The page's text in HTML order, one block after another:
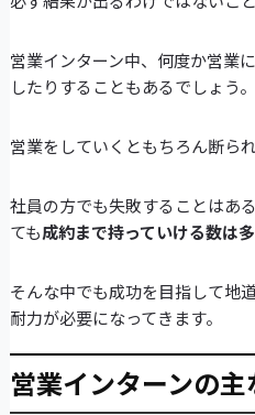
営業インターン中、何度か営業
したりすることもあるでしょう。
営業をしていくともちろん断ら
社員の方でも失敗することはあ
ても成約まで持っていける数は
そんな中でも成功を目指して地
耐力が必要になってきます。
営業インターンの